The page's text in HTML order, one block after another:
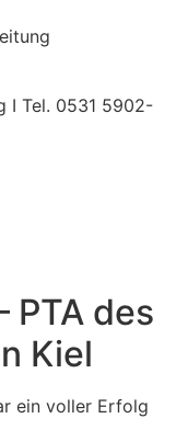
I Tel. 0531 5902-
PTA des
Kiel
ein voller Erfolg